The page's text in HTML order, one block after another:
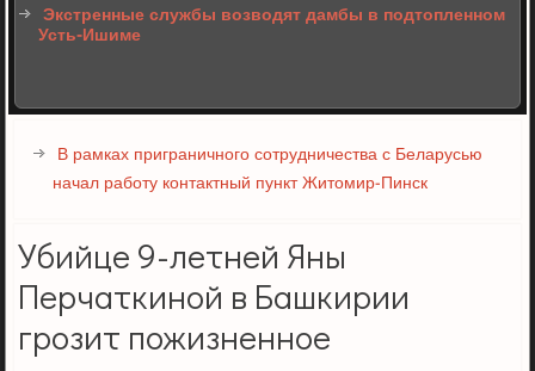
Экстренные службы возводят дамбы в подтопленном
Усть-Ишиме
В рамках приграничного сотрудничества с Беларусью
начал работу контактный пункт Житомир-Пинск
Убийце 9-летней Яны
Перчаткиной в Башкирии
грозит пожизненное